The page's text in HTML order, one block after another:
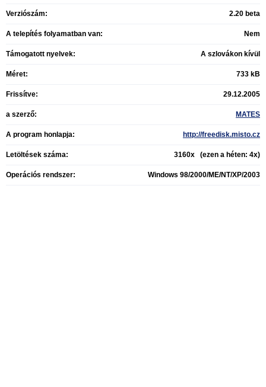
Verziószám: 2.20 beta
A telepítés folyamatban van: Nem
Támogatott nyelvek: A szlovákon kívül
Méret: 733 kB
Frissítve: 29.12.2005
a szerző: MATES
A program honlapja: http://freedisk.misto.cz
Letöltések száma: 3160x (ezen a héten: 4x)
Operációs rendszer: Windows 98/2000/ME/NT/XP/2003